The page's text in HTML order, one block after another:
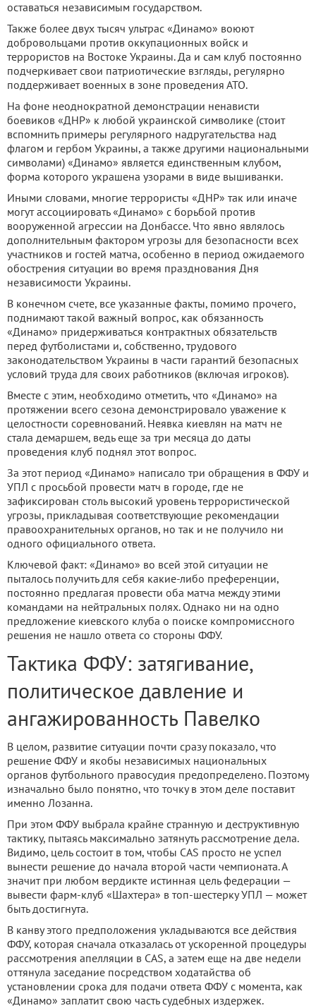
оставаться независимым государством.
Также более двух тысяч ультрас «Динамо» воюют
добровольцами против оккупационных войск и
террористов на Востоке Украины. Да и сам клуб постоянно
подчеркивает свои патриотические взгляды, регулярно
поддерживает военных в зоне проведения АТО.
На фоне неоднократной демонстрации ненависти
боевиков «ДНР» к любой украинской символике (стоит
вспомнить примеры регулярного надругательства над
флагом и гербом Украины, а также другими национальными
символами) «Динамо» является единственным клубом,
форма которого украшена узорами в виде вышиванки.
Иными словами, многие террористы «ДНР» так или иначе
могут ассоциировать «Динамо» с борьбой против
вооруженной агрессии на Донбассе. Что явно являлось
дополнительным фактором угрозы для безопасности всех
участников и гостей матча, особенно в период ожидаемого
обострения ситуации во время празднования Дня
независимости Украины.
В конечном счете, все указанные факты, помимо прочего,
поднимают такой важный вопрос, как обязанность
«Динамо» придерживаться контрактных обязательств
перед футболистами и, собственно, трудового
законодательством Украины в части гарантий безопасных
условий труда для своих работников (включая игроков).
Вместе с этим, необходимо отметить, что «Динамо» на
протяжении всего сезона демонстрировало уважение к
целостности соревнований. Неявка киевлян на матч не
стала демаршем, ведь еще за три месяца до даты
проведения клуб поднял этот вопрос.
За этот период «Динамо» написало три обращения в ФФУ и
УПЛ с просьбой провести матч в городе, где не
зафиксирован столь высокий уровень террористической
угрозы, прикладывая соответствующие рекомендации
правоохранительных органов, но так и не получило ни
одного официального ответа.
Ключевой факт: «Динамо» во всей этой ситуации не
пыталось получить для себя какие-либо преференции,
постоянно предлагая провести оба матча между этими
командами на нейтральных полях. Однако ни на одно
предложение киевского клуба о поиске компромиссного
решения не нашло ответа со стороны ФФУ.
Тактика ФФУ: затягивание,
политическое давление и
ангажированность Павелко
В целом, развитие ситуации почти сразу показало, что
решение ФФУ и якобы независимых национальных
органов футбольного правосудия предопределено. Поэтому
изначально было понятно, что точку в этом деле поставит
именно Лозанна.
При этом ФФУ выбрала крайне странную и деструктивную
тактику, пытаясь максимально затянуть рассмотрение дела.
Видимо, цель состоит в том, чтобы CAS просто не успел
вынести решение до начала второй части чемпионата. А
значит при любом вердикте истинная цель федерации —
вывести фарм-клуб «Шахтера» в топ-шестерку УПЛ — может
быть достигнута.
В канву этого предположения укладываются все действия
ФФУ, которая сначала отказалась от ускоренной процедуры
рассмотрения апелляции в CAS, а затем еще на две недели
оттянула заседание посредством ходатайства об
установлении срока для подачи ответа ФФУ с момента, как
«Динамо» заплатит свою часть судебных издержек.